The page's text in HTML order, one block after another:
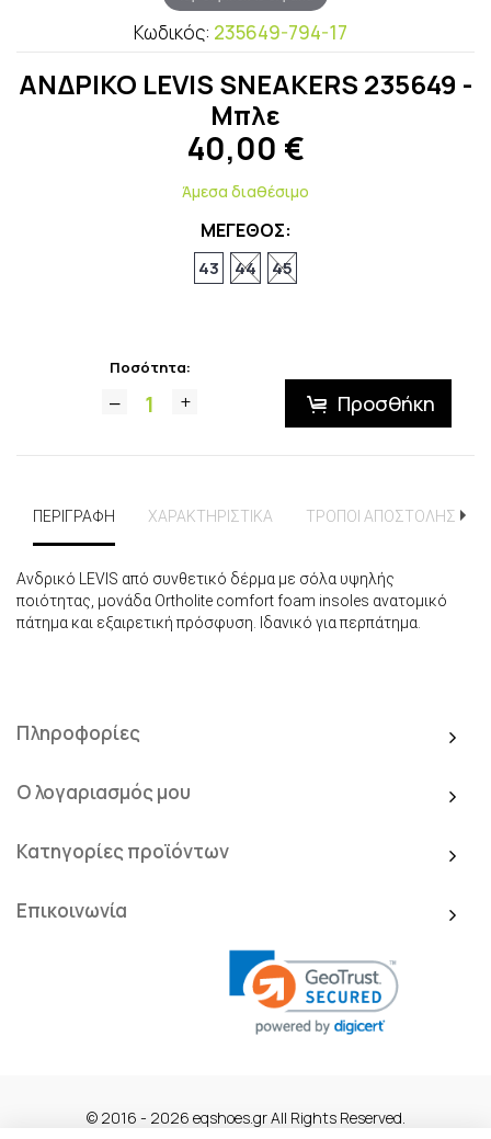
Κωδικός: 235649-794-17
ΑΝΔΡΙΚΟ LEVIS SNEAKERS 235649 -
Μπλε
40,00 €
Άμεσα διαθέσιμο
ΜΕΓΕΘΟΣ:
43 44 45
Ποσότητα:
Προσθήκη
ΠΕΡΙΓΡΑΦΗ ΧΑΡΑΚΤΗΡΙΣΤΙΚΑ ΤΡΟΠΟΙ ΑΠΟΣΤΟΛΗΣ
Ανδρικό LEVIS από συνθετικό δέρμα με σόλα υψηλής
ποιότητας, μονάδα Ortholite comfort foam insoles ανατομικό
πάτημα και εξαιρετική πρόσφυση. Ιδανικό για περπάτημα.
Πληροφορίες
Ο λογαριασμός μου
Κατηγορίες προϊόντων
Επικοινωνία
© 2016 - 2026 eqshoes.gr All Rights Reserved.